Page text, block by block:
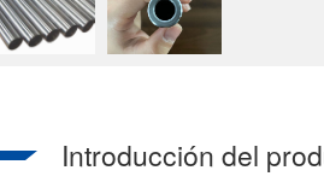
Introducción del